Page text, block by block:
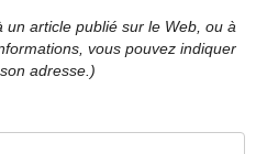
article publié sur le Web, ou à
vous pouvez indiquer
adresse.)